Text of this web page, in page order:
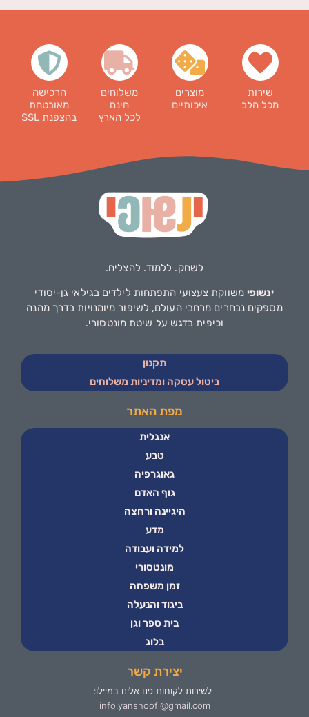
שירות
מכל הלב
מוצרים
איכותיים
משלוחים
חינם
לכל הארץ
הרכישה
מאובטחת
בהצפנת SSL
לשחק. ללמוד. להצליח.
ינשופי משווקת צעצועי התפתחות לילדים בגילאי גן-יסודי
מספקים נבחרים מרחבי העולם, לשיפור מיומנויות בדרך מהנה
וכיפית בדגש על שיטת מונטסורי.
תקנון
ביטול עסקה ומדיניות משלוחים
מפת האתר
אנגלית
טבע
גאוגרפיה
גוף האדם
היגיינה ורחצה
מדע
למידה ועבודה
מונטסורי
זמן משפחה
ביגוד והנעלה
בית ספר וגן
בלוג
יצירת קשר
לשירות לקוחות פנו אלינו במיילו:
info.yanshoofi@gmail.com